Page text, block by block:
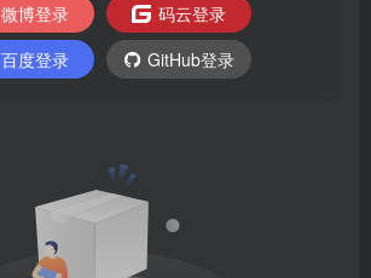
微博登录
码云登录
百度登录
GitHub登录